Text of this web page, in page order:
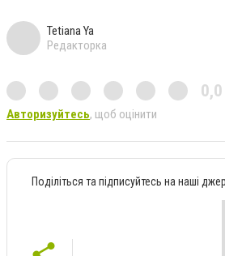
Tetiana Ya
Редакторка
0,0
Авторизуйтесь, щоб оцінити
Поділіться та підписуйтесь на наші